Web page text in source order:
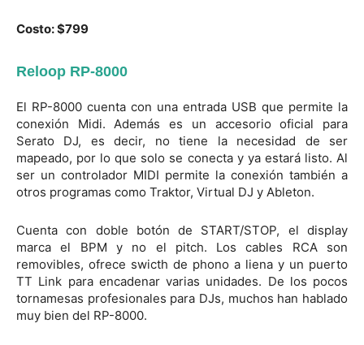
Costo: $799
Reloop RP-8000
El RP-8000 cuenta con una entrada USB que permite la
conexión Midi. Además es un accesorio oficial para
Serato DJ, es decir, no tiene la necesidad de ser
mapeado, por lo que solo se conecta y ya estará listo. Al
ser un controlador MIDI permite la conexión también a
otros programas como Traktor, Virtual DJ y Ableton.
Cuenta con doble botón de START/STOP, el display
marca el BPM y no el pitch. Los cables RCA son
removibles, ofrece swicth de phono a liena y un puerto
TT Link para encadenar varias unidades. De los pocos
tornamesas profesionales para DJs, muchos han hablado
muy bien del RP-8000.